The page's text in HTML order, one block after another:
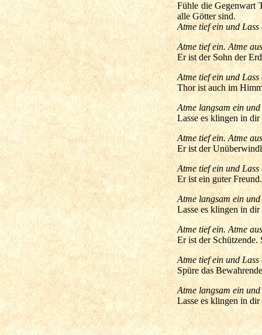
Fühle die Gegenwart
alle Götter sind.
Atme tief ein und
Atme tief ein. Atme
Er ist der Sohn der
Atme tief ein und
Thor ist auch im
Atme langsam ein
Lasse es klingen in
Atme tief ein. Atme
Er ist der
Atme tief ein und
Er ist ein guter
Atme langsam ein und
Lasse es klingen in
Atme tief ein. Atme
Er ist der Schützende.
Atme tief ein und
Spüre das
Atme langsam ein und
Lasse es klingen in